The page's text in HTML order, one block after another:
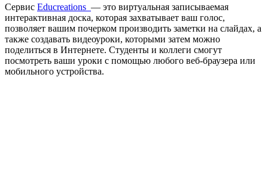
Сервис Educreations — это виртуальная записываемая
интерактивная доска, которая захватывает ваш голос,
позволяет вашим почерком производить заметки на слайдах, а
также создавать видеоуроки, которыми затем можно
поделиться в Интернете. Студенты и коллеги смогут
посмотреть ваши уроки с помощью любого веб-браузера или
мобильного устройства.